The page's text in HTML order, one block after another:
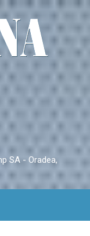
SA - Oradea,